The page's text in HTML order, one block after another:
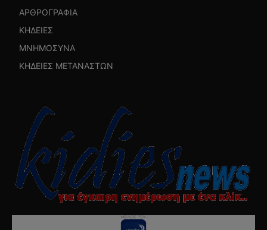
ΑΡΘΡΟΓΡΑΦΙΑ
ΚΗΔΕΙΕΣ
ΜΝΗΜΟΣΥΝΑ
ΚΗΔΕΙΕΣ ΜΕΤΑΝΑΣΤΩΝ